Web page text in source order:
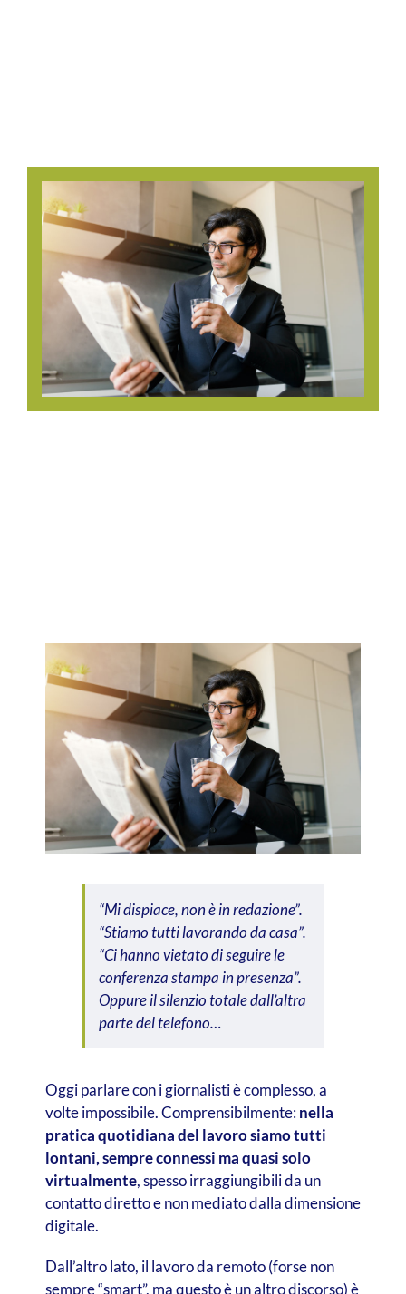
“Mi dispiace, non è in redazione”.
“Stiamo tutti lavorando da casa”.
“Ci hanno vietato di seguire le
conferenza stampa in presenza”.
Oppure il silenzio totale dall’altra
parte del telefono…
Oggi parlare con i giornalisti è complesso, a
volte impossibile. Comprensibilmente:nella
pratica quotidiana del lavoro siamo tutti
lontani, sempre connessi ma quasi solo
virtualmente, spesso irraggiungibili da un
contatto diretto e non mediato dalla dimensione
digitale.
Dall’altro lato, il lavoro da remoto (forse non
sempre “smart”, ma questo è un altro discorso) è